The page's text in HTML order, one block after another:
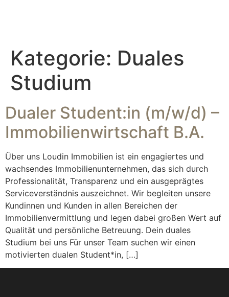
Kategorie: Duales
Studium
Dualer Student:in (m/w/d) –
Immobilienwirtschaft B.A.
Über uns Loudin Immobilien ist ein engagiertes und
wachsendes Immobilienunternehmen, das sich durch
Professionalität, Transparenz und ein ausgeprägtes
Serviceverständnis auszeichnet. Wir begleiten unsere
Kundinnen und Kunden in allen Bereichen der
Immobilienvermittlung und legen dabei großen Wert auf
Qualität und persönliche Betreuung. Dein duales
Studium bei uns Für unser Team suchen wir einen
motivierten dualen Student*in, […]